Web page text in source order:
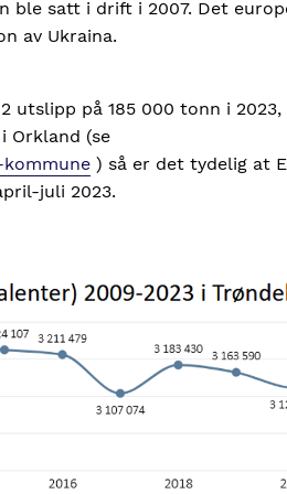
ble satt i drift i 2007. Det
av Ukraina.
utslipp på 185 000 tonn i
Orkland (se
) så er det tydelig at
juli 2023.